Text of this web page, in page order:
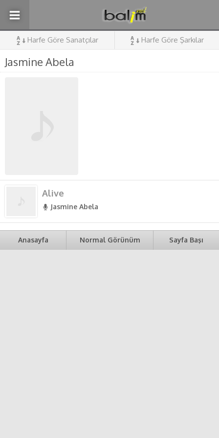
Harfe Göre Sanatçılar Harfe Göre Şarkılar
Jasmine Abela
Alive
Jasmine Abela
Anasayfa Normal Görünüm Sayfa Başı